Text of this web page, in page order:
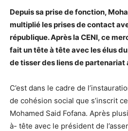
Depuis sa prise de fonction,
multiplié les prises de contact
république. Après la CENI, ce
fait un tête à tête avec les élus
de tisser des liens de
C’est dans le cadre de
de cohésion social que s’inscrit
Mohamed Said Fofana. Après
à- tête avec le président de